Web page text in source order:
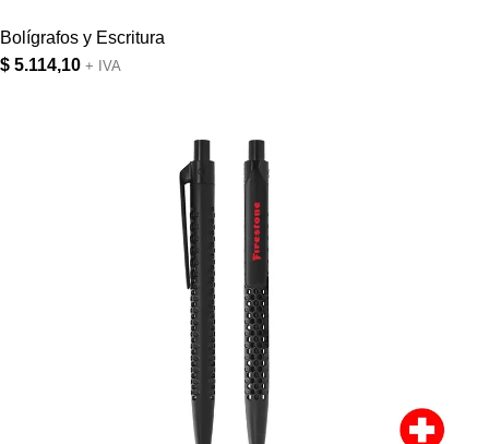
Bolígrafos y Escritura
$ 5.114,10 + IVA